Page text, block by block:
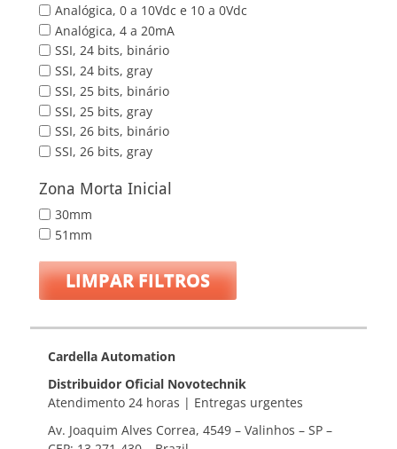
Analógica, 0 a 10Vdc e 10 a 0Vdc
Analógica, 4 a 20mA
SSI, 24 bits, binário
SSI, 24 bits, gray
SSI, 25 bits, binário
SSI, 25 bits, gray
SSI, 26 bits, binário
SSI, 26 bits, gray
Zona Morta Inicial
30mm
51mm
LIMPAR FILTROS
Cardella Automation
Distribuidor Oficial Novotechnik
Atendimento 24 horas | Entregas urgentes
Av. Joaquim Alves Correa, 4549 – Valinhos – SP –